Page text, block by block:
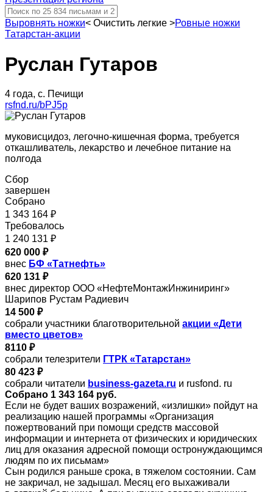
Выровнять ножки< Очистить легкие >Ровные ножки
Татарстан-акции
Руслан Гутаров
4 года, с. Печищи
rsfnd.ru/bPJ5p
муковисцидоз, легочно-кишечная форма, требуется
откашливатель, лекарство и лечебное питание на
полгода
Сбор
завершен
Собрано
1 343 164 ₽
Требовалось
1 240 131 ₽
620 000 ₽
внес БФ «Татнефть»
620 131 ₽
внес директор ООО «НефтеМонтажИнжиниринг»
Шарипов Рустам Радиевич
14 500 ₽
собрали участники благотворительной акции «Дети
вместо цветов»
8110 ₽
собрали телезрители ГТРК «Татарстан»
80 423 ₽
собрали читатели business-gazeta.ru и rusfond. ru
Собрано 1 343 164 руб.
Если не будет ваших возражений, «излишки» пойдут на
реализацию нашей программы «Организация
пожертвований при помощи средств массовой
информации и интернета от физических и юридических
лиц для оказания адресной помощи остронуждающимся
людям по их письмам»
Сын родился раньше срока, в тяжелом состоянии. Сам
не закричал, не задышал. Месяц его выхаживали